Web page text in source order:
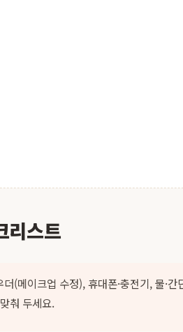
리스트
더(메이크업 수정), 휴대폰·충전기, 물·
춰 두세요.